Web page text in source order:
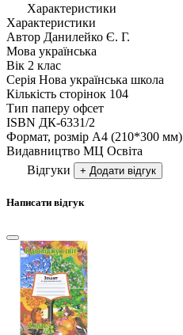
Характеристики
Характеристики
Автор Данилейко Є. Г.
Мова українська
Вік 2 клас
Серія Нова українська школа
Кількість сторінок 104
Тип паперу офсет
ISBN ДК-6331/2
Формат, розмір А4 (210*300 мм)
Видавництво МЦ Освіта
Відгуки
+ Додати відгук
Написати відгук